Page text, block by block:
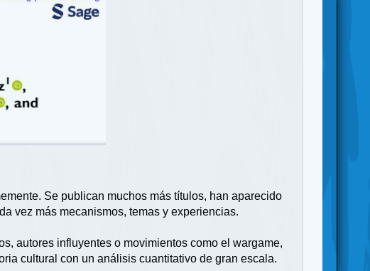
Se publican muchos más títulos, han aparecido
vez más mecanismos, temas y experiencias.
autores influyentes o movimientos como el wargame,
cultural con un análisis cuantitativo de gran escala.